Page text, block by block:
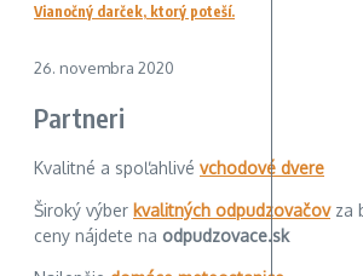
Vianočný darček, ktorý poteší.
26. novembra 2020
Partneri
Kvalitné a spoľahlivé vchodové dvere
Široký výber kvalitných odpudzovačovza
ceny nájdete na odpudzovace.sk